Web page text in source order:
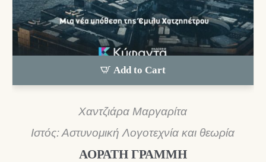
Add to Cart
Χαντζιάρα Μαργαρίτα
Ιστός: Αστυνομική Λογοτεχνία και θεωρία
ΑΟΡΑΤΗ ΓΡΑΜΜΗ